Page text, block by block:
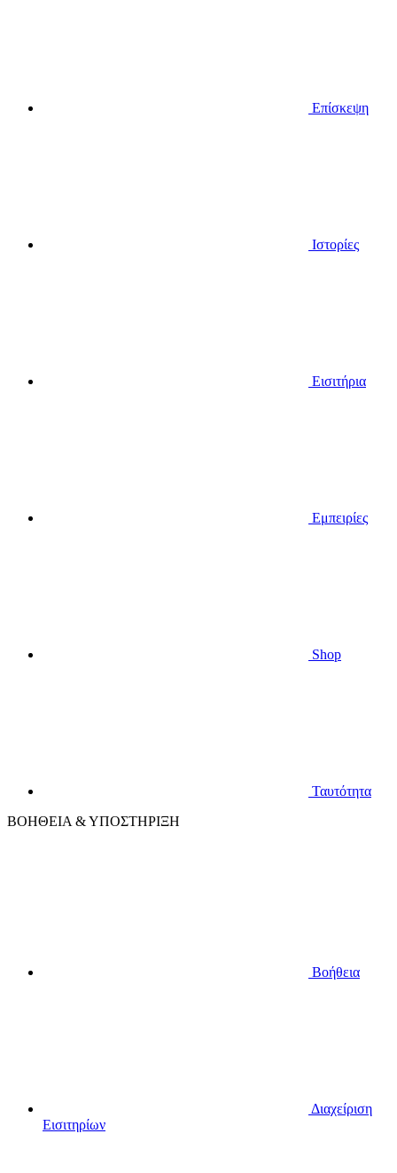
Επίσκεψη
Ιστορίες
Εισιτήρια
Εμπειρίες
Shop
Ταυτότητα
ΒΟΗΘΕΙΑ & ΥΠΟΣΤΗΡΙΞΗ
Βοήθεια
Διαχείριση
Εισιτηρίων